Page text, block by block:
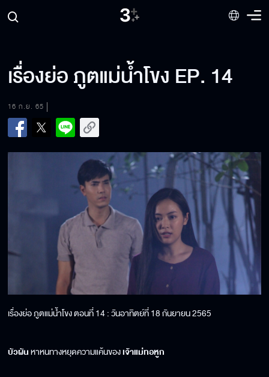
เรื่องย่อ ภูตแม่น้ำโขง EP. 14
16 ก.ย. 65
เรื่องย่อ ภูตแม่น้ำโขง ตอนที่ 14 : วันอาทิตย์ที่ 18 กันยายน 2565
บัวผันหาหนทางหยุดความแค้นของเจ้าแม่ทอหูก